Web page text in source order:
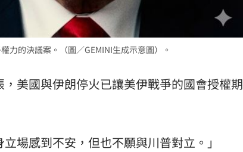
力的決議案。（圖／GEMINI生成示意圖）。
美國與伊朗停火已讓美伊戰爭的國會授權期
場感到不安，但也不願與川普對立。」